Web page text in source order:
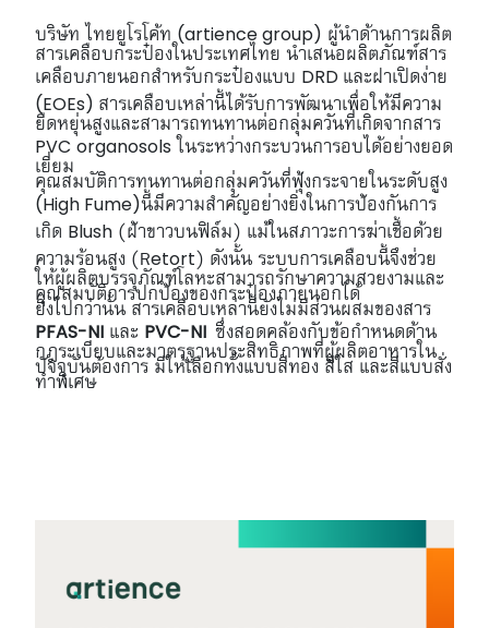
บริษัท ไทยยูโรโค้ท (artience group) ผู้นำด้านการผลิต
สารเคลือบกระป๋องในประเทศไทย นำเสนอผลิตภัณฑ์สาร
เคลือบภายนอกสำหรับกระป๋องแบบ DRD และฝาเปิดง่าย
(EOEs) สารเคลือบเหล่านี้ได้รับการพัฒนาเพื่อให้มีความ
ยืดหยุ่นสูงและสามารถทนทานต่อกลุ่มควันที่เกิดจากสาร
PVC organosols ในระหว่างกระบวนการอบได้อย่างยอด
เยี่ยม
คุณสมบัติการทนทานต่อกลุ่มควันที่ฟุ้งกระจายในระดับสูง
(High Fume)นี้มีความสำคัญอย่างยิ่งในการป้องกันการ
เกิด Blush (ฝ้าขาวบนฟิล์ม) แม้ในสภาวะการฆ่าเชื้อด้วย
ความร้อนสูง (Retort ) ดังนั้น ระบบการเคลือบนี้จึงช่วย
ให้ผู้ผลิตบรรจุภัณฑ์โลหะสามารถรักษาความสวยงามและ
คุณสมบัติการปกป้องของกระป๋องภายนอกได้
ยิ่งไปกว่านั้น สารเคลือบเหล่านี้ยังไม่มีส่วนผสมของสาร
PFAS-NI และ PVC-NI ซึ่งสอดคล้องกับข้อกำหนดด้าน
กฎระเบียบและมาตรฐานประสิทธิภาพที่ผู้ผลิตอาหารใน
ปัจจุบันต้องการ มีให้เลือกทั้งแบบสีทอง สีใส และสีแบบสั่ง
ทำพิเศษ